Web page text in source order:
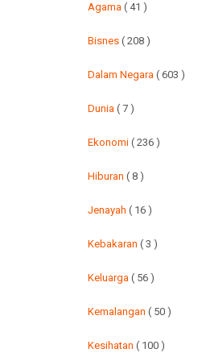
Agama ( 41 )
Bisnes ( 208 )
Dalam Negara ( 603 )
Dunia ( 7 )
Ekonomi ( 236 )
Hiburan ( 8 )
Jenayah ( 16 )
Kebakaran ( 3 )
Keluarga ( 56 )
Kemalangan ( 50 )
Kesihatan ( 100 )